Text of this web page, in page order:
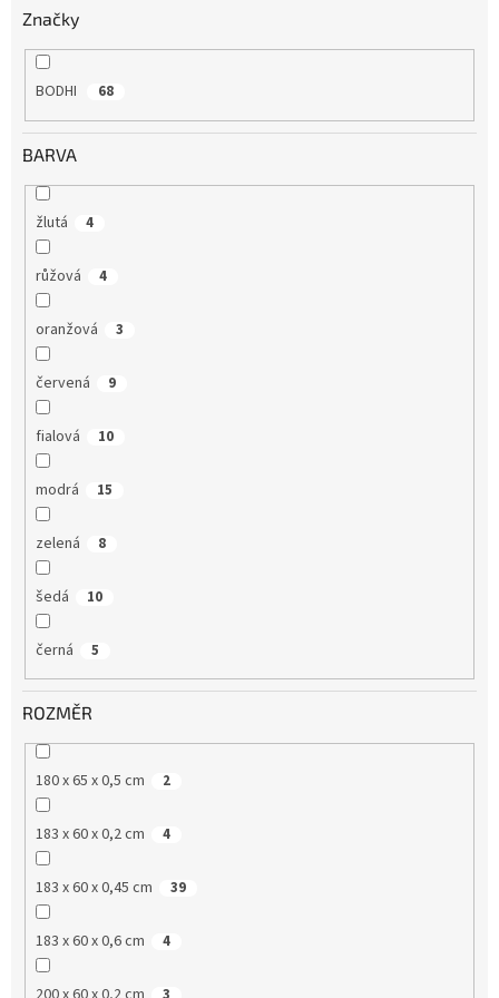
Značky
BODHI 68
BARVA
žlutá 4
růžová 4
oranžová 3
červená 9
fialová 10
modrá 15
zelená 8
šedá 10
černá 5
ROZMĚR
180 x 65 x 0,5 cm 2
183 x 60 x 0,2 cm 4
183 x 60 x 0,45 cm 39
183 x 60 x 0,6 cm 4